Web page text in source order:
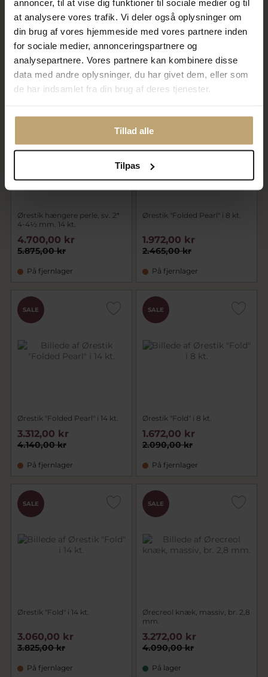
annoncer, til at vise dig funktioner til sociale medier og til
at analysere vores trafik. Vi deler også oplysninger om
din brug af vores hjemmeside med vores partnere inden
for sociale medier, annonceringspartnere og
analysepartnere. Vores partnere kan kombinere disse
data med andre oplysninger, du har givet dem, eller som
de har indsamlet fra din brug af deres tjenester.
Tillad alle
Tilpas
Ørestik hængere perle, sv. 2*
4-4½ mm. 8 kt.
3.640,00 kr
2.912,00 kr
På fjernlager
Ørestik perle, sv. 2* 4-4½ mm.
14 kt.
5.815,00 kr
4.652,00 kr
Ørestik hængere perle, sv. 2*
4-4½ mm. 14 kt.
5.875,00 kr
4.700,00 kr
På fjernlager
Ørestik "Folded Pearl" i 8 kt.
2.465,00 kr
1.972,00 kr
På fjernlager
SALE
Ørestik "Folded Pearl" i 14 kt.
4.140,00 kr
3.312,00 kr
På fjernlager
SALE
Ørestik "Fold" i 8 kt.
2.090,00 kr
1.672,00 kr
På fjernlager
SALE
Ørestik "Fold" i 14 kt.
3.825,00 kr
3.060,00 kr
På fjernlager
SALE
Ørecreol knæk, massiv, br. 2,8
mm.
4.090,00 kr
3.272,00 kr
På lager